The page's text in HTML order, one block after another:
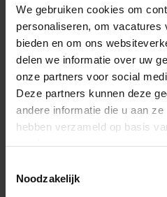
We gebruiken cookies om
personaliseren, om vacatures
bieden en om ons
delen we informatie over uw
onze partners voor social
Deze partners kunnen deze
andere informatie die u aan
hebben verzameld op basis
Noodzakelijk
fijne plek om te spelen, te
voor jou een inspirerende,
betrokken collega’s. Met
interesse in elkaar. Waar
jouw team en met de
dag een feestje. Wie wil dat
Wat bieden wij jou?
dagen in de week;
oog voor jouw
Pedagogisch
Spetterburcht/
Humankind
Veghel
Pedagogisch